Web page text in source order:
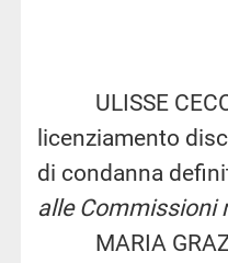
ULISSE
licenziamento
di condanna
alle Commissioni
MARIA